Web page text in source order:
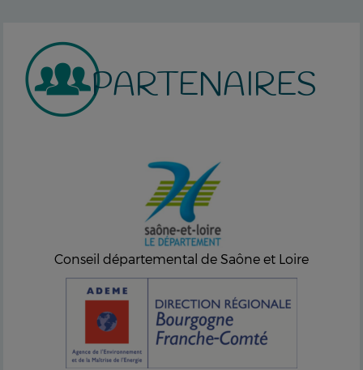
PARTENAIRES
Conseil départemental de Saône et Loire